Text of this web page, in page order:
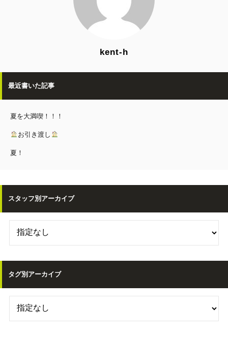
kent-h
最近書いた記事
夏を大満喫！！！
お引き渡し
夏！
スタッフ別アーカイブ
タグ別アーカイブ